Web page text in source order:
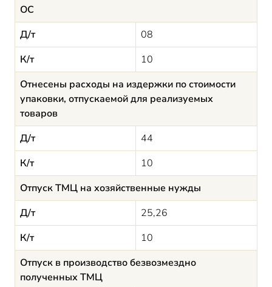
ОС
Д/т
08
К/т
10
Отнесены расходы на издержки по стоимости
упаковки, отпускаемой для реализуемых
товаров
Д/т
44
К/т
10
Отпуск ТМЦ на хозяйственные нужды
Д/т
25,26
К/т
10
Отпуск в производство безвозмездно
полученных ТМЦ